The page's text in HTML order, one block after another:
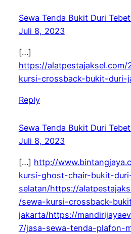
Sewa Tenda Bukit Duri
Juli 8, 2023
[…]
https://
kursi-crossback-bukit-duri-
Reply
Sewa Tenda Bukit Duri
Juli 8, 2023
[…] http://
kursi-ghost-chair-bukit-
selatan/https://
/sewa-kursi-crossback-
jakarta/https://
7/jasa-sewa-tenda-plafon-